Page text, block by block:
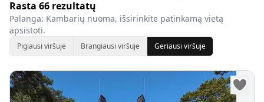
Rasta 66 rezultatų
Palanga: Kambarių nuoma, išsirinkite patinkamą vietą
apsistoti.
Pigiausi viršuje Brangiausi viršuje Geriausi viršuje